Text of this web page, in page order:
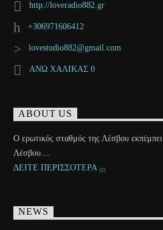
http://loveradio882.gr
+306971606412
lovestudio882@gmail.com
ΑΝΩ ΧΑΛΙΚΑΣ 0
ABOUT US
Ο ερωτικός σταθμός της Λέσβου
Λέσβου....
ΔΕΙΤΕ ΠΕΡΙΣΣΟΤΕΡΑ
NEWS